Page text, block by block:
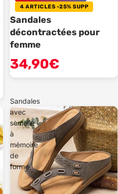
4 ARTICLES -25% SUPP
Sandales
décontractées pour
femme
34,90€
Sandales
avec
semelle
à
mémoire
de
forme